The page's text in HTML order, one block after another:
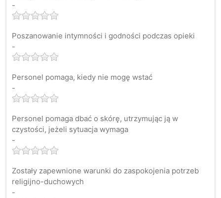
-
Poszanowanie intymności i godności podczas opieki
-
Personel pomaga, kiedy nie mogę wstać
-
Personel pomaga dbać o skórę, utrzymując ją w
czystości, jeżeli sytuacja wymaga
-
Zostały zapewnione warunki do zaspokojenia potrzeb
religijno-duchowych
-